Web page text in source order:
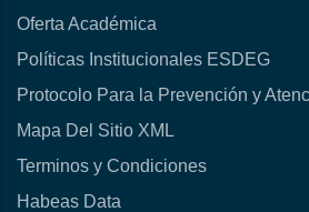
Oferta Académica
Políticas Institucionales ESDEG
Protocolo Para la Prevención y
Mapa Del Sitio XML
Terminos y Condiciones
Habeas Data